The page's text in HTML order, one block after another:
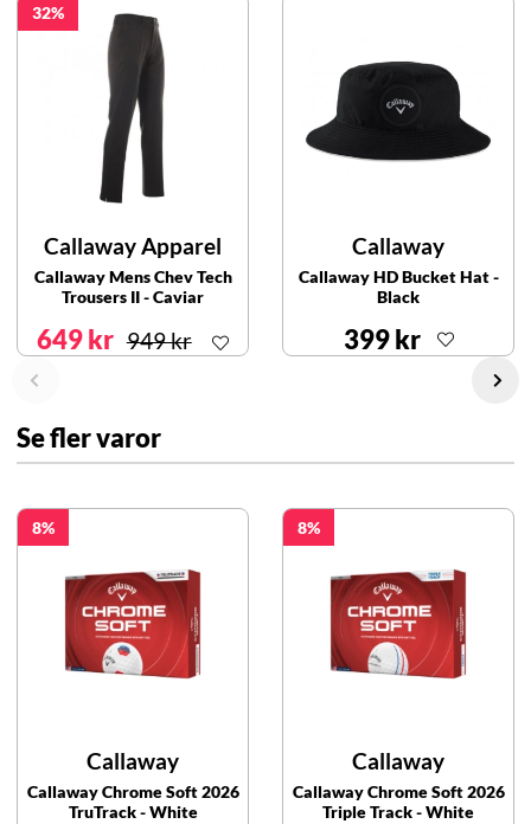
32
Callaway Apparel
Callaway Mens Chev Tech
Trousers II - Caviar
649 kr 949 kr
Callaway
Callaway HD Bucket Hat -
Black
399 kr
Se fler varor
8
Callaway
Callaway Chrome Soft 2026
TruTrack - White
8
Callaway
Callaway Chrome Soft 2026
Triple Track - White